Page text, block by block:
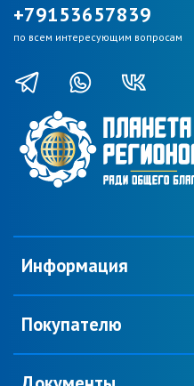
Информация
Покупателю
+79153657839
по всем интересующим вопросам